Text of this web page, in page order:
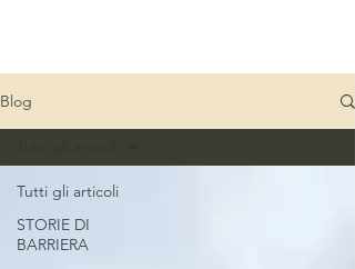
Blog
Tutti gli articoli
STORIE DI
BARRIERA